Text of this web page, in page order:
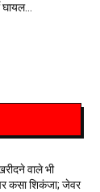
वाले भी
कसा शिकंजा; जेवर